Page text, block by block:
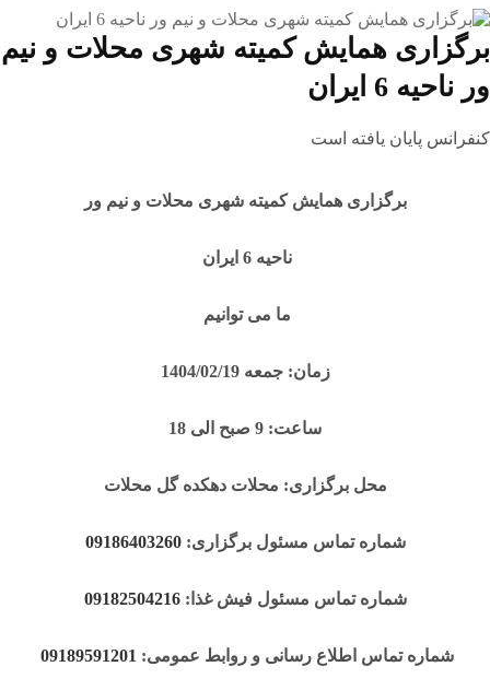
برگزاری همایش کمیته شهری محلات و نیم
ور ناحیه 6 ایران
کنفرانس پایان یافته است
برگزاری همایش کمیته شهری محلات و نیم ور
ناحیه 6 ایران
ما می توانیم
زمان: جمعه 1404/02/19
ساعت: 9 صبح الی 18
محل برگزاری: محلات دهکده گل محلات
شماره تماس مسئول برگزاری:09186403260
شماره تماس مسئول فیش غذا:09182504216
شماره تماس اطلاع رسانی و روابط عمومی: 09189591201